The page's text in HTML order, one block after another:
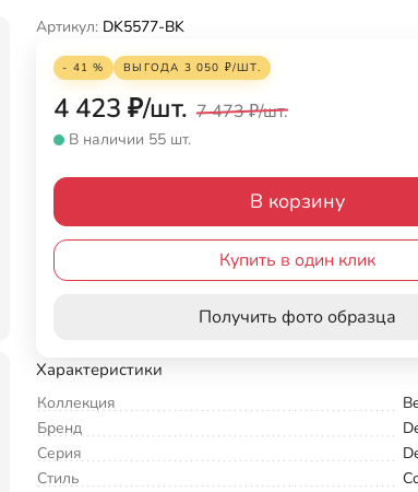
Артикул: DK5577-BK
- 41 % ВЫГОДА 3 050 ₽/ШТ.
4 423 ₽/шт. 7 473₽/шт.
В наличии 55 шт.
В корзину
Купить в один клик
Получить фото образца
Характеристики
Коллекция
Бренд
Серия
Стиль